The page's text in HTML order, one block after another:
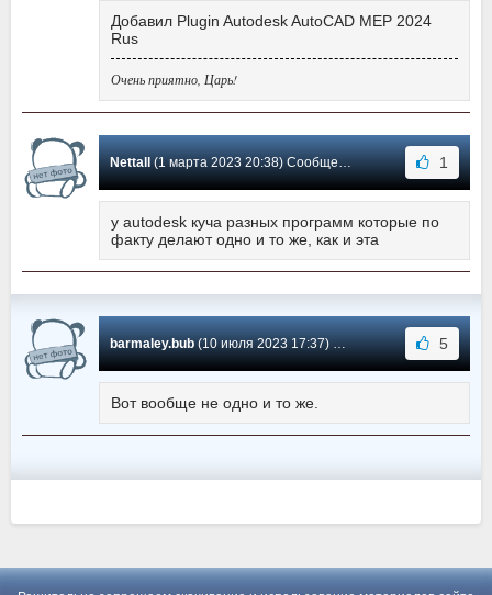
Добавил Plugin Autodesk AutoCAD MEP 2024
Rus
Очень приятно, Царь!
Nettall(1 марта 2023 20:38) Сообщение #0 1
у аutodesk куча разных программ которые по
факту делают одно и то же, как и эта
barmaley.bub(10 июля 2023 17:37) Сообщение #-1 5
Вот вообще не одно и то же.